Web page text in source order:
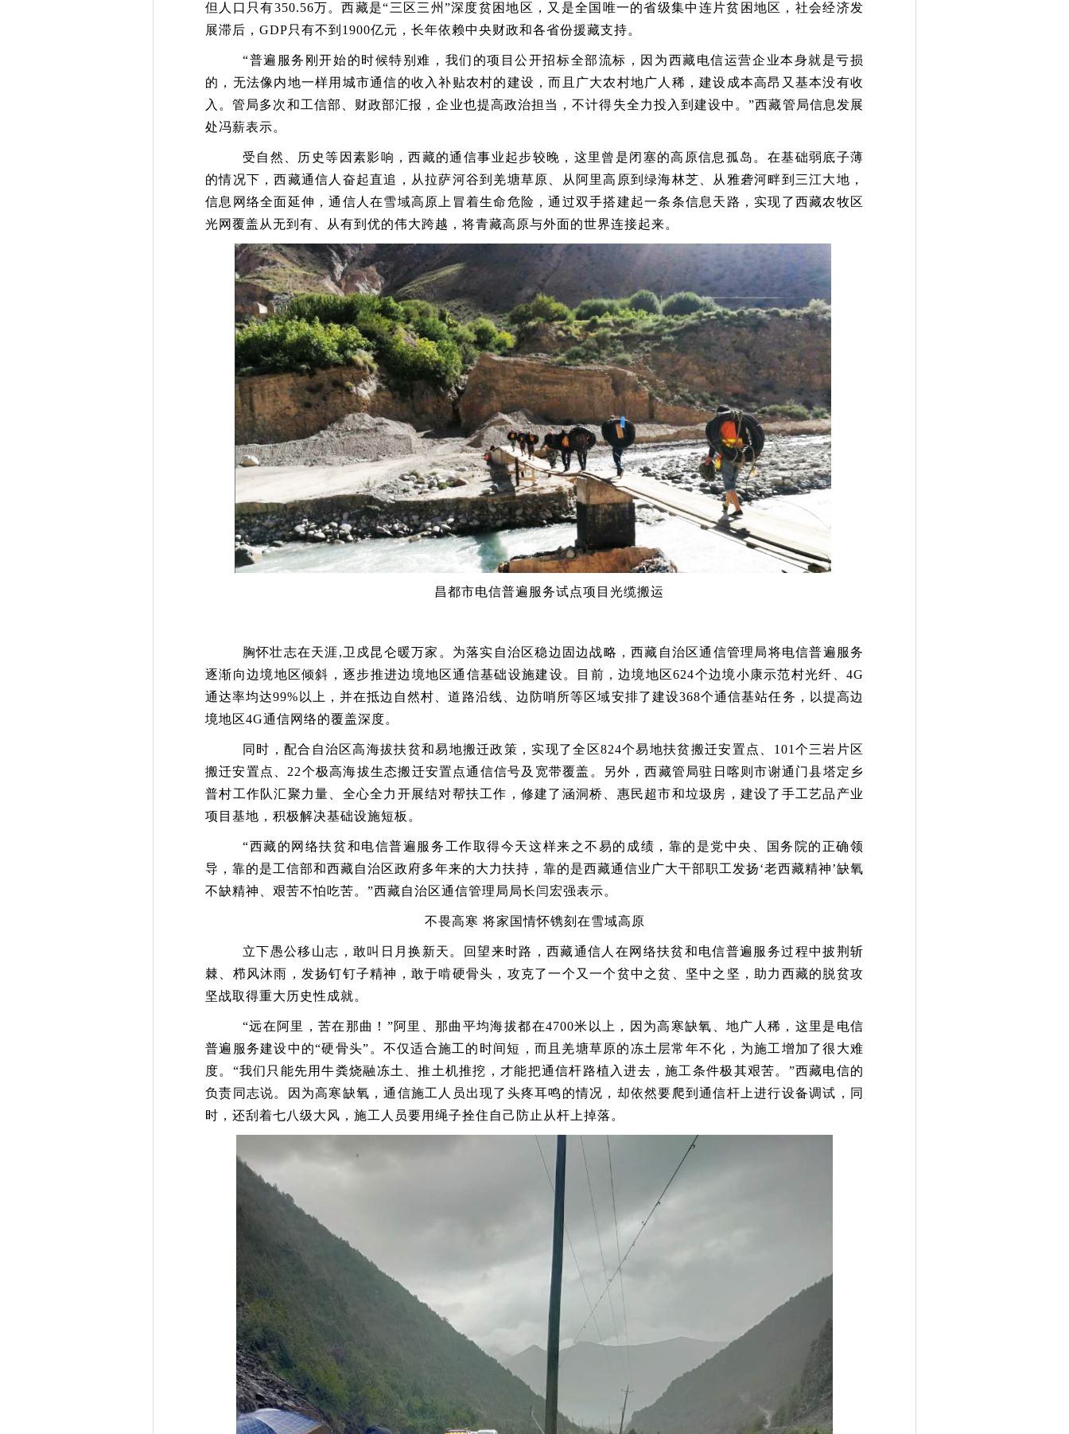
但人口只有350.56万。西藏是“三区三州”深度贫困地区，又是全国唯一的省级集中连片贫困地区，社会经济发
展滞后，GDP只有不到 1900亿元，长年依赖中央财政和各省份援藏支持。
“普遍服务刚开始的时候特别难，我们的项目公开招标全部流标，因为西藏电信运营企业本身就是亏损
的，无法像内地一样用城市通信的收入补贴农村的建设，而且广大农村地广人稀，建设成本高昂又基本没有收
入。管局多次和工信部、财政部汇报，企业也提高政治担当，不计得失全力投入到建设中。”西藏管局信息发展
处冯薪表示。
受自然、历史等因素影响，西藏的通信事业起步较晚，这里曾是闭塞的高原信息孤岛。在基础弱底子薄
的情况下，西藏通信人奋起直追，从拉萨河谷到羌塘草原、从阿里高原到绿海林芝、从雅砻河畔到三江大地，
信息网络全面延伸，通信人在雪域高原上冒着生命危险，通过双手搭建起一条条信息天路，实现了西藏农牧区
光网覆盖从无到有、从有到优的伟大跨越，将青藏高原与外面的世界连接起来。
昌都市电信普遍服务试点项目光缆搬运
胸怀壮志在天涯,卫戍昆仑暖万家 。 为落实自治区稳边固边战略，西藏自治区通信管理局将电信普遍服务
逐渐向边境地区倾斜，逐步推进边境地区通信基础设施建设。目前，边境地区624个边境小康示范村光纤、4G
通达率均达99%以上，并在抵边自然村、道路沿线、边防哨所等区域安排了建设368个通信基站任务，以提高边
境地区4G通信网络的覆盖深度。
同时，配合自治区高海拔扶贫和易地搬迁政策，实现了全区824个易地扶贫搬迁安置点、101个三岩片区
搬迁安置点、22个极高海拔生态搬迁安置点通信信号及宽带覆盖。另外，西藏管局驻日喀则市谢通门县塔定乡
普村工作队汇聚力量、全心全力开展结对帮扶工作，修建了涵洞桥、惠民超市和垃圾房，建设了手工艺品产业
项目基地，积极解决基础设施短板。
“西藏的 网络扶贫和电信普遍服务 工作取得今天这样来之不易的成绩，靠的是党中央、国务院的正确领
导，靠的是工信部和西藏自治区政府多年来的大力扶持，靠的是西藏通信业广大干部职工发扬‘老西藏精神’缺氧
不缺精神、艰苦不怕吃苦。”西藏自治区通信管理局局长闫宏强表示。
不畏高寒 将家国情怀镌刻在雪域高原
立下愚公移山志，敢叫日月换新天 。回望来时路，西藏通信人在网络扶贫和电信普遍服务过程中披荆斩
棘、栉风沐雨，发扬钉钉子精神，敢于啃硬骨头，攻克了一个又一个贫中之贫、坚中之坚，助力西藏的脱贫攻
坚战取得重大历史性成就。
“远在阿里，苦在那曲！”阿里、那曲 平均海拔都在4700米以上，因为高寒缺氧、地广人稀， 这里 是电信
普遍服务建设中的“硬骨头”。不仅适合施工的时间短，而且羌塘草原的冻土层常年不化，为施工增加了很大难
度。“我们只能先用牛粪烧融冻土、推土机推挖，才能把通信杆路植入进去，施工条件极其艰苦。”西藏电信的
负责同志说。因为高寒缺氧，通信施工人员出现了头疼耳鸣的情况，却依然要爬到通信杆上进行设备调试，同
时，还刮着七八级大风，施工人员要用绳子拴住自己防止从杆上掉落。